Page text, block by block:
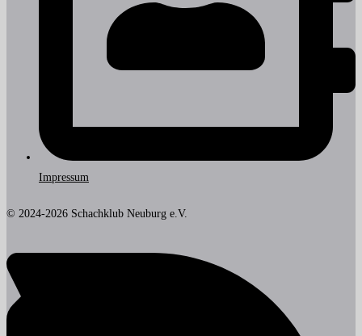
Impressum
© 2024-2026 Schachklub Neuburg e.V.